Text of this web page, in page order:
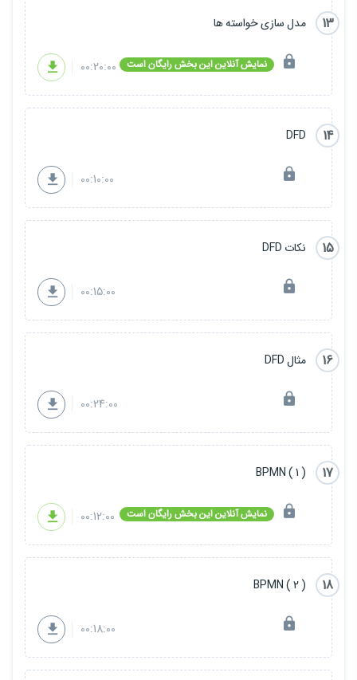
13 مدل سازی خواسته ها
نمایش آنلاین این بخش رایگان است 00:20:00
14
DFD
00:10:00
15 نکات DFD
00:15:00
16 مثال DFD
00:24:00
17
( 1 ) BPMN
نمایش آنلاین این بخش رایگان است 00:12:00
18
( 2 ) BPMN
00:18:00